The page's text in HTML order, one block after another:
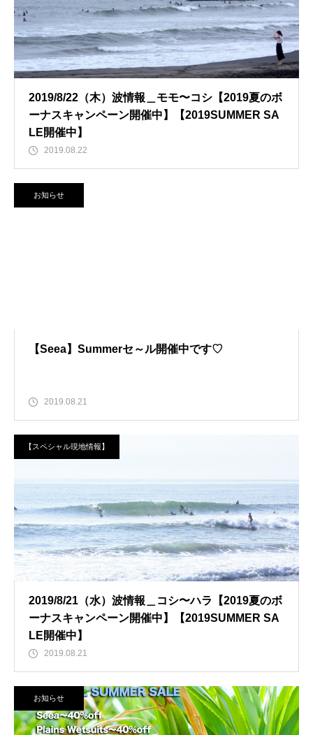
2019/8/22（木）波情報＿モモ〜コシ【2019夏のボ
ーナスキャンペーン開催中】【2019SUMMER SA
LE開催中】
2019.08.22
お知らせ
【Seea】Summerセ～ル開催中です♡
2019.08.21
【スペシャル現地情報】
2019/8/21（水）波情報＿コシ〜ハラ【2019夏のボ
ーナスキャンペーン開催中】【2019SUMMER SA
LE開催中】
2019.08.21
お知らせ